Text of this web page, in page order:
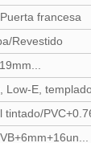
francesa
Revestido
Low-E,